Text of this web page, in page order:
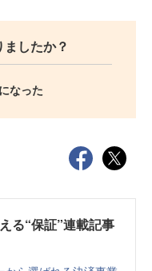
したか？
なった
る“保証”連載記事